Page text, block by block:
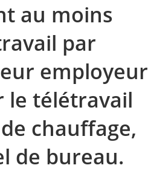
au moins
par
employeur
le télétravail
chauffage,
de bureau.